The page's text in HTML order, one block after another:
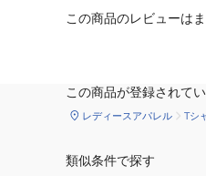
この商品のレビューはま
この商品が登録されて
レディースアパレル Tシ
類似条件で探す